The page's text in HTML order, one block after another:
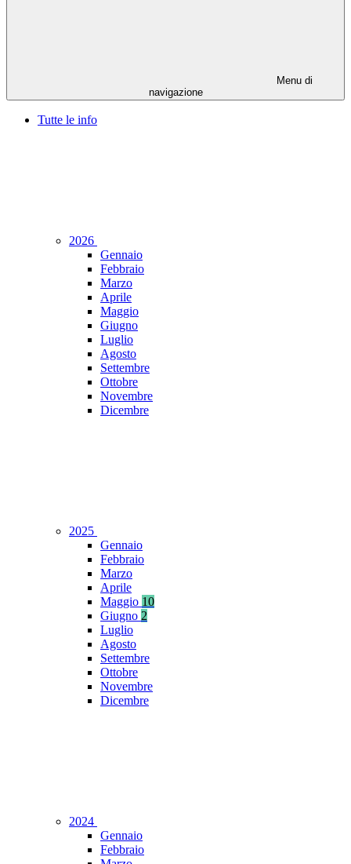
Menu di
navigazione
Tutte le info
2026
Gennaio
Febbraio
Marzo
Aprile
Maggio
Giugno
Luglio
Agosto
Settembre
Ottobre
Novembre
Dicembre
2025
Gennaio
Febbraio
Marzo
Aprile
Maggio 10
Giugno 2
Luglio
Agosto
Settembre
Ottobre
Novembre
Dicembre
2024
Gennaio
Febbraio